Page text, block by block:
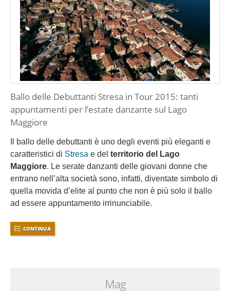
Ballo delle Debuttanti Stresa in Tour 2015: tanti
appuntamenti per l’estate danzante sul Lago
Maggiore
Il ballo delle debuttanti è uno degli eventi più eleganti e
caratteristici di Stresa e del territorio del Lago
Maggiore. Le serate danzanti delle giovani donne che
entrano nell’alta società sono, infatti, diventate simbolo di
quella movida d’elite al punto che non è più solo il ballo
ad essere appuntamento irrinunciabile.
CONTINUA
Mag